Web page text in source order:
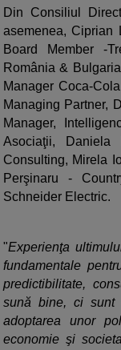
Din Consiliul
asemenea, Ciprian
Board Member -
România &
Manager Coca-
Managing Partner,
Manager,
Asociaţii, Daniela
Consulting, Mirela
Perşinaru -
Schneider Electric.
"Experienţa
fundamentale
predictibilitate,
sună bine, ci sunt
adoptarea unor
economie şi